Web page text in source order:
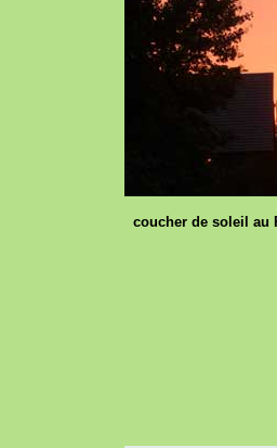
coucher de soleil au